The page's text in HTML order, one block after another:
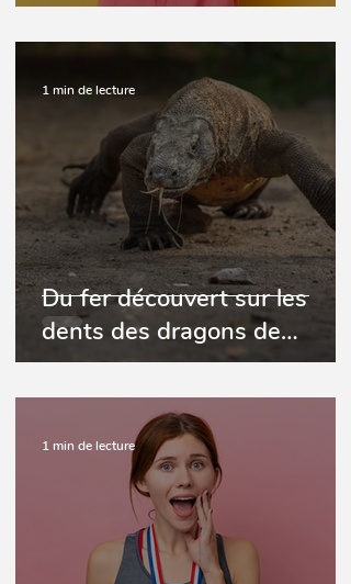
Du fer découvert sur les
dents des dragons de
Komodo
1 min de lecture
1 min de lecture